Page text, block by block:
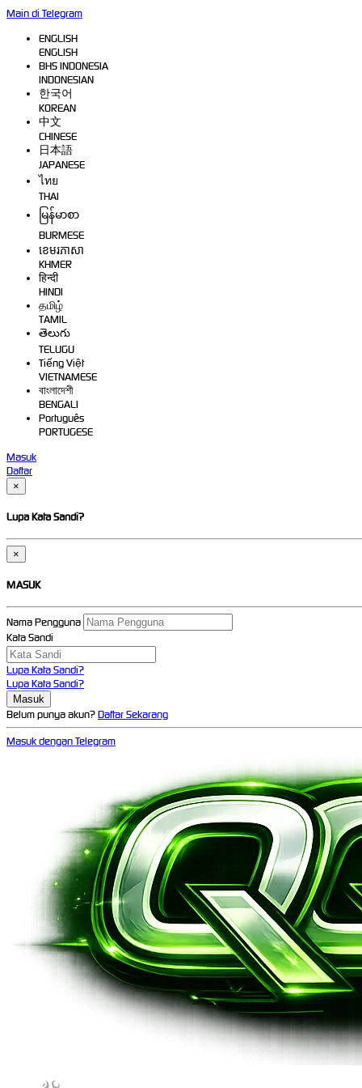
Main di Telegram
ENGLISH
ENGLISH
BHS INDONESIA
INDONESIAN
한국어
KOREAN
中文
CHINESE
日本語
JAPANESE
ไทย
THAI
မြန်မာစာ
BURMESE
ខេមរភាសា
KHMER
हिन्दी
HINDI
தமிழ்
TAMIL
తెలుగు
TELUGU
Tiếng Việt
VIETNAMESE
বাংলাদেশী
BENGALI
Português
PORTUGESE
Masuk
Daftar
×
Lupa Kata Sandi?
×
MASUK
Nama Pengguna
Kata Sandi
Lupa Kata Sandi?
Lupa Kata Sandi?
Belum punya akun?Daftar Sekarang
Masuk dengan Telegram